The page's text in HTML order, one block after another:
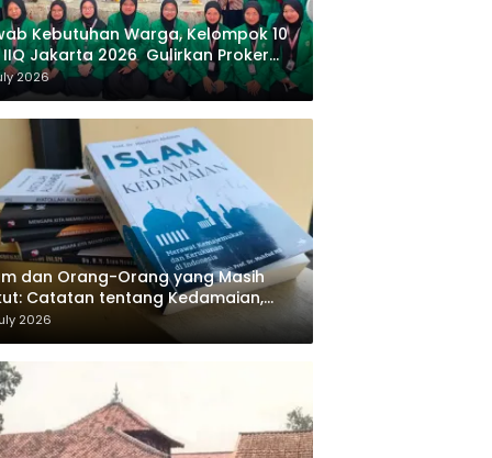
Kebutuhan Warga, Kelompok 10
IIQ Jakarta 2026 Gulirkan Proker
Al-Qur’an di Sukamanah
2026
dan Orang-Orang yang Masih
Catatan tentang Kedamaian,
dan Negara dalam
Masykuri Abdillah
2026